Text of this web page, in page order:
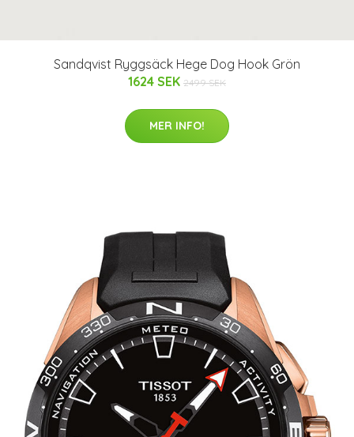
Sandqvist Ryggsäck Hege Dog Hook Grön
1624 SEK 2499 SEK
MER INFO!